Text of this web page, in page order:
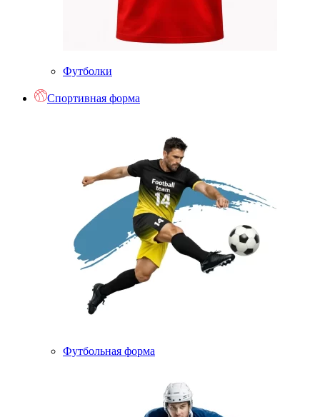
Футболки
Спортивная форма
Футбольная форма